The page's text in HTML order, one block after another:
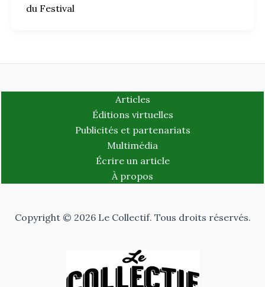
du Festival
Articles
Éditions virtuelles
Publicités et partenariats
Multimédia
Écrire un article
À propos
Copyright © 2026 Le Collectif. Tous droits réservés.